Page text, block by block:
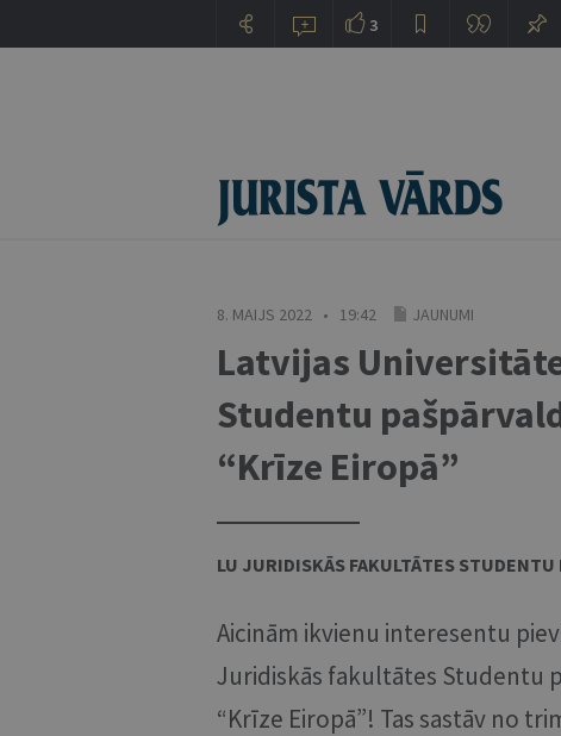
8. MAIJS 2022 • 19:42 JAUNUMI
Latvijas
Studentu
“Krīze Eiropā”
LU JURIDISKĀS FAKULTĀTES STUDENTU
Aicinām ikvienu interesentu
Juridiskās fakultātes Studentu
“Krīze Eiropā”! Tas sastāv no
3